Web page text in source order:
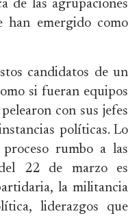
de las agrupaciones
han emergido como
candidatos de un
si fueran equipos
con sus jefes
políticas. Lo
rumbo a las
del 22 de marzo es
la militancia
liderazgos que